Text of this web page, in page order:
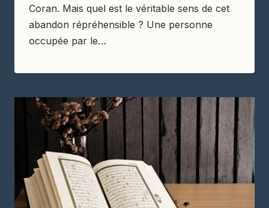
Coran. Mais quel est le véritable sens de cet
abandon répréhensible ? Une personne
occupée par le…